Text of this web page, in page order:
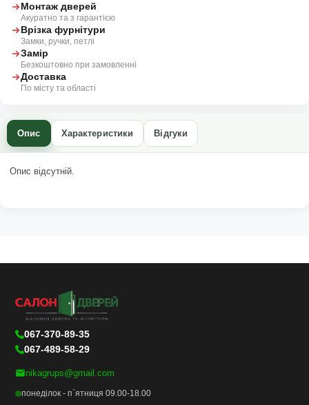
Монтаж дверей
Акуратно та з гарантією
Врізка фурнітури
Замки, ручки, петлі
Замір
Безкоштовно при замовленні
Доставка
По місту та області
Опис Характеристики Відгуки
Опис відсутній.
067-370-89-35
067-489-58-29
nikagrups@gmail.com
понеділок - п`ятниця 09.00-18.00